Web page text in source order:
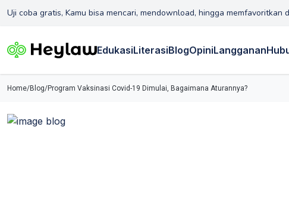
Uji coba gratis, Kamu bisa mencari, mendownload, hingga memfavoritkan
EdukasiLiterasiBlogOpiniLangganan
Home/Blog/Program Vaksinasi Covid-19 Dimulai, Bagaimana Aturannya?